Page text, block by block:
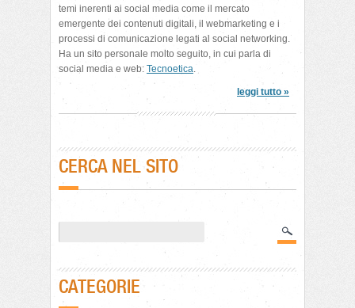
temi inerenti ai social media come il mercato
emergente dei contenuti digitali, il webmarketing e i
processi di comunicazione legati al social networking.
Ha un sito personale molto seguito, in cui parla di
social media e web: Tecnoetica.
leggi tutto »
CERCA NEL SITO
CATEGORIE